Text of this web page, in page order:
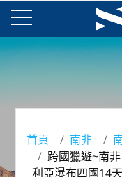
首頁 南非
跨國獵遊~南
利亞瀑布四國14天